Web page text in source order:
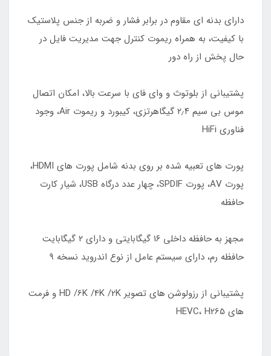
دارای بدنه ای مقاوم در برابر فشار و ضربه از جنس پلاستیک
با کیفیت، به همراه ریموت کنترل جهت مدیریت فایل در
حال پخش از راه دور
پشتیبانی از بلوتوث و وای فای با سرعت بالا، امکان اتصال
موس بی سیم ۲٫۴ گیگاهرتزی، کیبورد و ریموت Air، وجود
فناوری HiFi
پورت های تعبیه شده بر روی بدنه شامل پورت های HDMI،
پورت AV، پورت SPDIF، چهار عدد درگاه USB، شیار کارت
حافظه
مجهز به حافظه داخلی ۱۶ گیگابایتی و دارای ۲ گیگابایت
حافظه رم، دارای سیستم عامل از نوع اندروید نسخه ۹
پشتیبانی از رزولوشن های تصویر HD /6K /4K /2K و فرمت
های HEVC، H265